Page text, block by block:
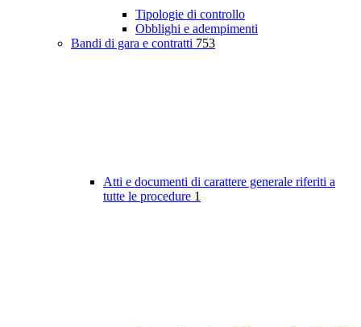
Tipologie di controllo
Obblighi e adempimenti
Bandi di gara e contratti 753
Atti e documenti di carattere generale riferiti a
tutte le procedure 1